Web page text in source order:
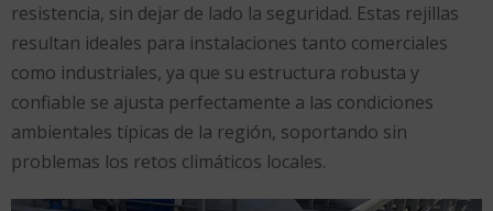
resistencia, sin dejar de lado la seguridad. Estas rejillas
resultan ideales para instalaciones tanto comerciales
como industriales, ya que su estructura robusta y
confiable se ajusta perfectamente a las condiciones
ambientales típicas de la región, soportando sin
problemas los retos climáticos locales.